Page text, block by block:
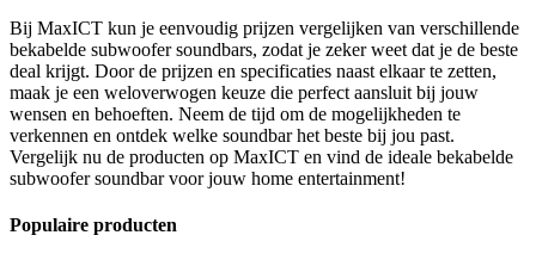
Bij MaxICT kun je eenvoudig prijzen vergelijken van verschillende
bekabelde subwoofer soundbars, zodat je zeker weet dat je de beste
deal krijgt. Door de prijzen en specificaties naast elkaar te zetten,
maak je een weloverwogen keuze die perfect aansluit bij jouw
wensen en behoeften. Neem de tijd om de mogelijkheden te
verkennen en ontdek welke soundbar het beste bij jou past.
Vergelijk nu de producten op MaxICT en vind de ideale bekabelde
subwoofer soundbar voor jouw home entertainment!
Populaire producten